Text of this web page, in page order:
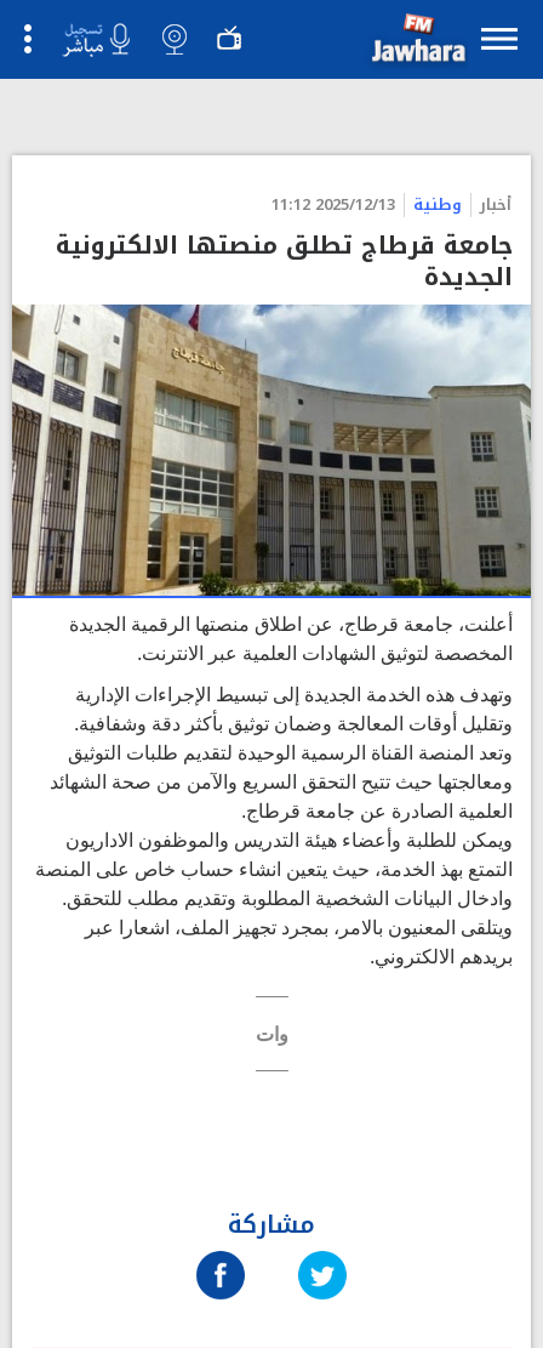
أخبار وطنية 2025/12/13 11:12
جامعة قرطاج تطلق منصتها الالكترونية
الجديدة
أعلنت، جامعة قرطاج، عن اطلاق منصتها الرقمية الجديدة
المخصصة لتوثيق الشهادات العلمية عبر الانترنت.
وتهدف هذه الخدمة الجديدة إلى تبسيط الإجراءات الإدارية
وتقليل أوقات المعالجة وضمان توثيق بأكثر دقة وشفافية.
وتعد المنصة القناة الرسمية الوحيدة لتقديم طلبات التوثيق
ومعالجتها حيث تتيح التحقق السريع والآمن من صحة الشهائد
العلمية الصادرة عن جامعة قرطاج.
ويمكن للطلبة وأعضاء هيئة التدريس والموظفون الاداريون
التمتع بهذ الخدمة، حيث يتعين انشاء حساب خاص على المنصة
وادخال البيانات الشخصية المطلوبة وتقديم مطلب للتحقق.
ويتلقى المعنيون بالامر، بمجرد تجهيز الملف، اشعارا عبر
بريدهم الالكتروني.
وات
مشاركة